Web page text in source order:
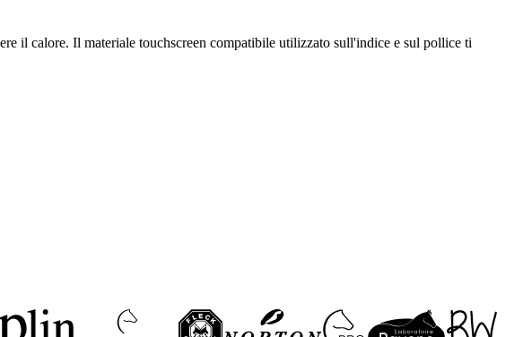
il calore. Il materiale touchscreen compatibile utilizzato sull'indice e sul pollice ti